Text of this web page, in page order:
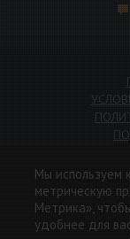
© 2026 ООО
использованием
Мы используем
метрическую
Метрика»,
удобнее для